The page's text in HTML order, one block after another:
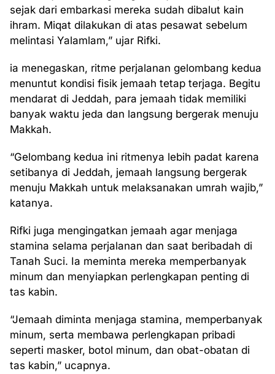
sejak dari embarkasi mereka sudah dibalut kain
ihram. Miqat dilakukan di atas pesawat sebelum
melintasi Yalamlam,” ujar Rifki.
ia menegaskan, ritme perjalanan gelombang kedua
menuntut kondisi fisik jemaah tetap terjaga. Begitu
mendarat di Jeddah, para jemaah tidak memiliki
banyak waktu jeda dan langsung bergerak menuju
Makkah.
“Gelombang kedua ini ritmenya lebih padat karena
setibanya di Jeddah, jemaah langsung bergerak
menuju Makkah untuk melaksanakan umrah wajib,”
katanya.
Rifki juga mengingatkan jemaah agar menjaga
stamina selama perjalanan dan saat beribadah di
Tanah Suci. Ia meminta mereka memperbanyak
minum dan menyiapkan perlengkapan penting di
tas kabin.
“Jemaah diminta menjaga stamina, memperbanyak
minum, serta membawa perlengkapan pribadi
seperti masker, botol minum, dan obat-obatan di
tas kabin,” ucapnya.